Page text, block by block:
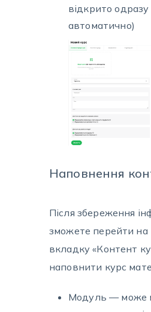
відкрито одразу
автоматично)
Наповнення
Після збереження
зможете перейти на
вкладку «Контент
наповнити курс
Модуль — може